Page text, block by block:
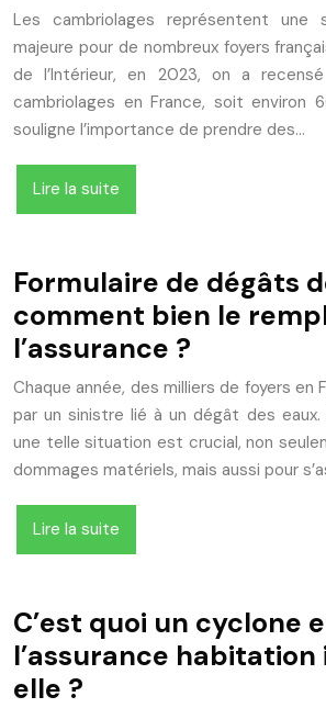
Les cambriolages représentent une
majeure pour de nombreux foyers
de l’Intérieur, en 2023, on a
cambriolages en France, soit environ
souligne l’importance de prendre des…
Lire la suite
Formulaire de dégâts
comment bien le
l’assurance ?
Chaque année, des milliers de foyers en
par un sinistre lié à un dégât des eaux.
une telle situation est crucial, non
dommages matériels, mais aussi pour
Lire la suite
C’est quoi un cyclone
l’assurance
elle ?